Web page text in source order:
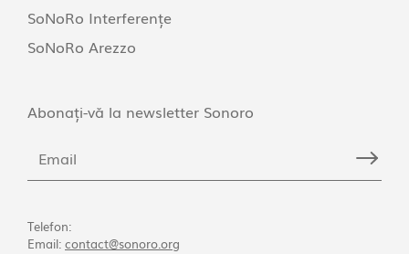
SoNoRo Interferențe
SoNoRo Arezzo
Abonați-vă la newsletter Sonoro
Telefon:
Email: contact@sonoro.org